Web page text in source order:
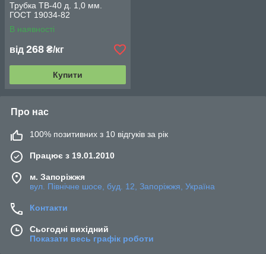
Трубка ТВ-40 д. 1,0 мм.
ГОСТ 19034-82
В наявності
від 268 ₴/кг
Купити
Про нас
100% позитивних з 10 відгуків за рік
Працює з 19.01.2010
м. Запоріжжя
вул. Північне шосе, буд. 12, Запоріжжя, Україна
Контакти
Сьогодні вихідний
Показати весь графік роботи